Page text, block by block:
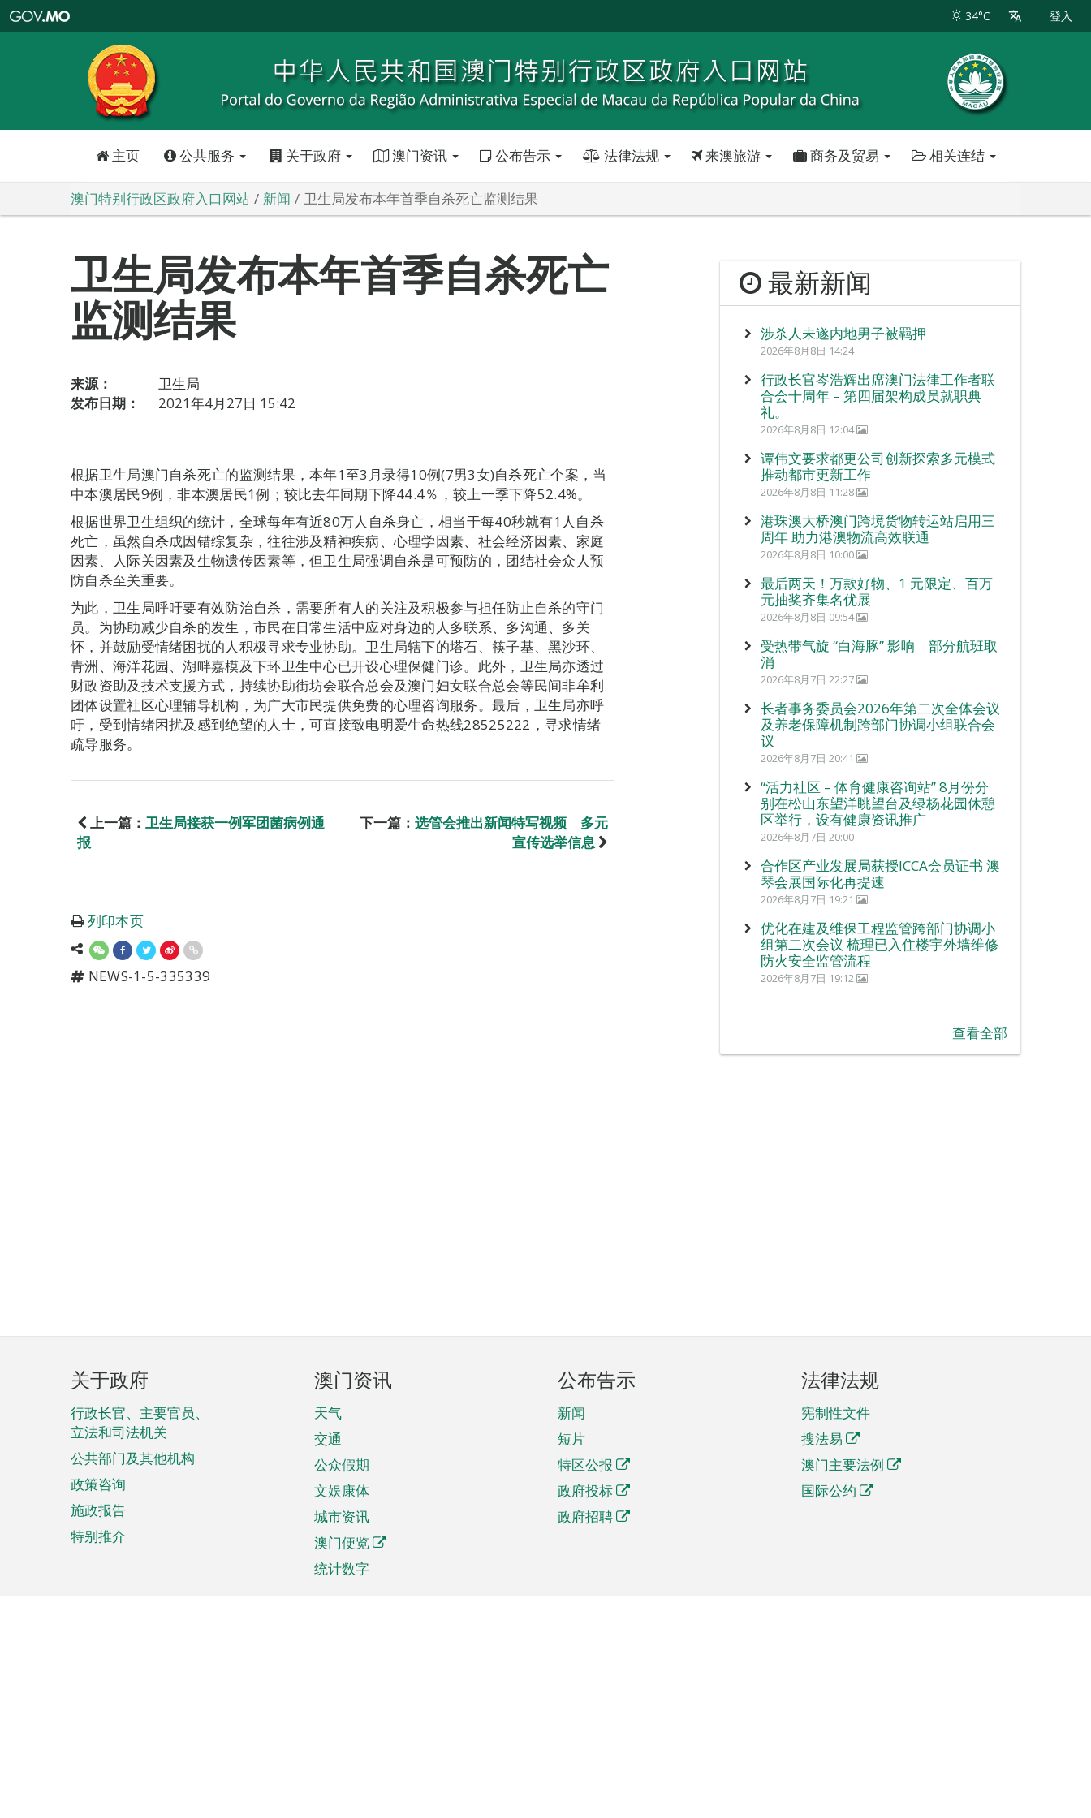
特
政
区
政
口
34°C 登入
主页 公共服务 关于政府 澳门资讯 公布告示 法律法规 来澳旅游 商务及贸易 相关连结
澳门特别行政区政府入口网站 新闻 卫生局发布本年首季自杀死亡监测结果
卫生局发布本年首季自杀死亡
监测结果
来源：
卫生局
发布日期：
2021年4月27日 15:42
根据卫生局澳门自杀死亡的监测结果，本年1至3月录得10例(7男3女)自杀死亡个案，当
中本澳居民9例，非本澳居民1例；较比去年同期下降44.4％，较上一季下降52.4%。
根据世界卫生组织的统计，全球每年有近80万人自杀身亡，相当于每40秒就有1人自杀
死亡，虽然自杀成因错综复杂，往往涉及精神疾病、心理学因素、社会经济因素、家庭
因素、人际关因素及生物遗传因素等，但卫生局强调自杀是可预防的，团结社会众人预
防自杀至关重要。
为此，卫生局呼吁要有效防治自杀，需要所有人的关注及积极参与担任防止自杀的守门
员。为协助减少自杀的发生，市民在日常生活中应对身边的人多联系、多沟通、多关
怀，并鼓励受情绪困扰的人积极寻求专业协助。卫生局辖下的塔石、筷子基、黑沙环、
青洲、海洋花园、湖畔嘉模及下环卫生中心已开设心理保健门诊。此外，卫生局亦透过
财政资助及技术支援方式，持续协助街坊会联合总会及澳门妇女联合总会等民间非牟利
团体设置社区心理辅导机构，为广大市民提供免费的心理咨询服务。最后，卫生局亦呼
吁，受到情绪困扰及感到绝望的人士，可直接致电明爱生命热线28525222，寻求情绪
疏导服务。
上一篇： 卫生局接获一例军团菌病例通
报
下一篇： 选管会推出新闻特写视频 多元
宣传选举信息
列印本页
NEWS-1-5-335339
最新新闻
涉杀人未遂内地男子被羁押
2026年8月8日 14:24
行政长官岑浩辉出席澳门法律工作者联
合会十周年 – 第四届架构成员就职典
礼。
2026年8月8日 12:04
谭伟文要求都更公司创新探索多元模式
推动都市更新工作
2026年8月8日 11:28
港珠澳大桥澳门跨境货物转运站启用三
周年 助力港澳物流高效联通
2026年8月8日 10:00
最后两天！万款好物、1 元限定、百万
元抽奖齐集名优展
2026年8月8日 09:54
受热带气旋 “白海豚” 影响 部分航班取
消
2026年8月7日 22:27
长者事务委员会2026年第二次全体会议
及养老保障机制跨部门协调小组联合会
议
2026年8月7日 20:41
“活力社区 – 体育健康咨询站” 8月份分
别在松山东望洋眺望台及绿杨花园休憩
区举行，设有健康资讯推广
2026年8月7日 20:00
合作区产业发展局获授ICCA会员证书 澳
琴会展国际化再提速
2026年8月7日 19:21
优化在建及维保工程监管跨部门协调小
组第二次会议 梳理已入住楼宇外墙维修
防火安全监管流程
2026年8月7日 19:12
查看全部
页
脚
菜
单
关于政府
行政长官、主要官员、
立法和司法机关
公共部门及其他机构
政策咨询
施政报告
特别推介
澳门资讯
天气
交通
公众假期
文娱康体
城市资讯
澳门便览
统计数字
公布告示
新闻
短片
特区公报
政府投标
政府招聘
法律法规
宪制性文件
搜法易
澳门主要法例
国际公约